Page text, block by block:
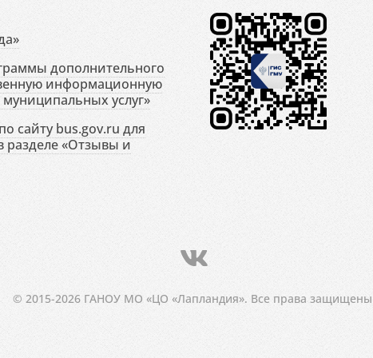
дополнительного
информационную
услуг»
сайту bus.gov.ru для
разделе «Отзывы и
© 2015-2026 ГАНОУ МО «ЦО «Лапландия». Все права